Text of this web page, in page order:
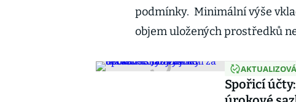
podmínky. Minimální výše
objem uložených prostředků
Spořicí